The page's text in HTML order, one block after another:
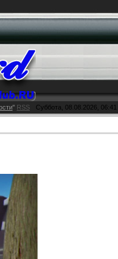
" RSS Суббота, 08.08.2026, 06:41